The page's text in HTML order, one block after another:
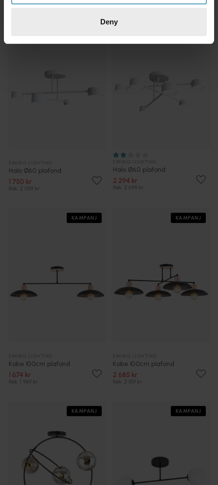
Deny
Halo Ø60 plafond
1 750 kr
Rek. 2 059 kr
Halo Ø60 plafond
2 294 kr
Rek. 2 699 kr
KAMPANJ
Kobe 100cm plafond
1 674 kr
Rek. 1 969 kr
KAMPANJ
Kobe 100cm plafond
2 685 kr
Rek. 3 159 kr
KAMPANJ KAMPANJ